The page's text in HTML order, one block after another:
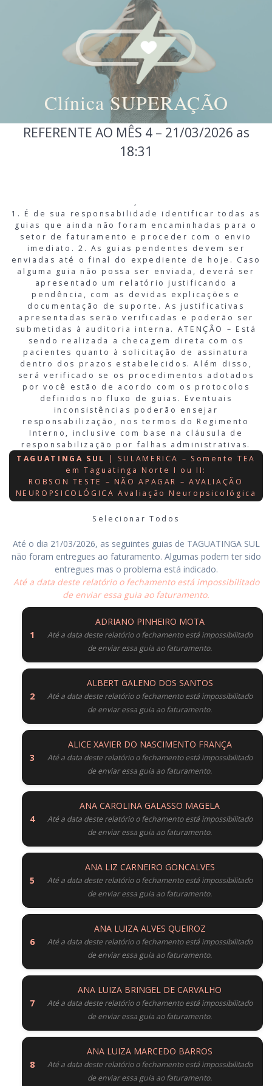
Clínica SUPERAÇÃO
Skip
content
REFERENTE AO MÊS 4 – 21/03/2026 as
18:31
,
1. É de sua responsabilidade identificar todas as
guias que ainda não foram encaminhadas para o
setor de faturamento e proceder com o envio
imediato. 2. As guias pendentes devem ser
enviadas até o final do expediente de hoje. Caso
alguma guia não possa ser enviada, deverá ser
apresentado um relatório justificando a
pendência, com as devidas explicações e
documentação de suporte. As justificativas
apresentadas serão verificadas e poderão ser
submetidas à auditoria interna. ATENÇÃO – Está
sendo realizada a checagem direta com os
pacientes quanto à solicitação de assinatura
dentro dos prazos estabelecidos. Além disso,
será verificado se os procedimentos adotados
por você estão de acordo com os protocolos
definidos no fluxo de guias. Eventuais
inconsistências poderão ensejar
responsabilização, nos termos do Regimento
Interno, inclusive com base na cláusula de
responsabilização por falhas administrativas.
TAGUATINGA SUL
| SULAMERICA – Somente TEA
em Taguatinga Norte I ou II:
ROBSON TESTE – NÃO APAGAR – AVALIAÇÃO
NEUROPSICOLÓGICA Avaliação Neuropsicológica
Selecionar Todos
Até o dia 21/03/2026, as seguintes guias de TAGUATINGA SUL
não foram entregues ao faturamento. Algumas podem ter sido
entregues mas o problema está indicado.
Até a data deste relatório o fechamento está impossibilitado
de enviar essa guia ao faturamento.
ADRIANO PINHEIRO MOTA
Até a data deste relatório o fechamento está impossibilitado
de enviar essa guia ao faturamento.
ALBERT GALENO DOS SANTOS
Até a data deste relatório o fechamento está impossibilitado
de enviar essa guia ao faturamento.
ALICE XAVIER DO NASCIMENTO FRANÇA
Até a data deste relatório o fechamento está impossibilitado
de enviar essa guia ao faturamento.
ANA CAROLINA GALASSO MAGELA
Até a data deste relatório o fechamento está impossibilitado
de enviar essa guia ao faturamento.
ANA LIZ CARNEIRO GONCALVES
Até a data deste relatório o fechamento está impossibilitado
de enviar essa guia ao faturamento.
ANA LUIZA ALVES QUEIROZ
Até a data deste relatório o fechamento está impossibilitado
de enviar essa guia ao faturamento.
ANA LUIZA BRINGEL DE CARVALHO
Até a data deste relatório o fechamento está impossibilitado
de enviar essa guia ao faturamento.
ANA LUIZA MARCEDO BARROS
Até a data deste relatório o fechamento está impossibilitado
de enviar essa guia ao faturamento.